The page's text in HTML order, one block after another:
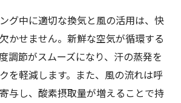
グ中に適切な換気と風の活用は、快
かせません。新鮮な空気が循環する
調節がスムーズになり、汗の蒸発を
を軽減します。また、風の流れは呼
与し、酸素摂取量が増えることで持